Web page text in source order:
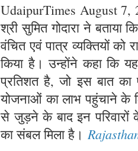
UdaipurTimes August 7,
श्री सुमित गोदारा ने
वंचित एवं पात्र व्यक्तियों को
किया है। उन्होंने कहा कि
प्रतिशत है, जो इस बात
योजनाओं का लाभ पहुंचाने के
से जुड़ने के बाद इन परिवारों
का संबल मिला है।